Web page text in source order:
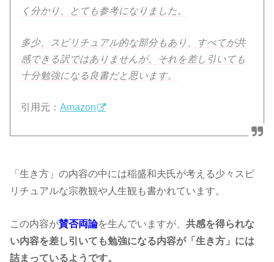
く分かり、とても参考になりました。
多少、スピリチュアル的な部分もあり、すべてが共
感できる訳ではありませんが、それを差し引いても
十分勉強になる良書だと思います。
引用元：Amazon
「生き方」の内容の中には稲盛和夫氏が考える少々スピ
リチュアルな宗教観や人生観も書かれています。
この内容が賛否両論を生んでいますが、共感を得られな
い内容を差し引いても勉強になる内容が「生き方」には
詰まっているようです。